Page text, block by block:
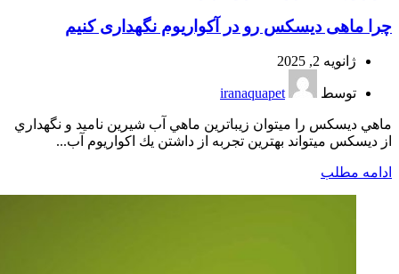
چرا ماهی دیسکس رو در آکواریوم نگهداری کنیم
ژانویه 2, 2025
توسط iranaquapet
ماهي ديسكس را ميتوان زيباترين ماهي آب شيرين ناميد و نگهداري
از ديسكس ميتواند بهترين تجربه از داشتن يك اكواريوم آب...
ادامه مطلب